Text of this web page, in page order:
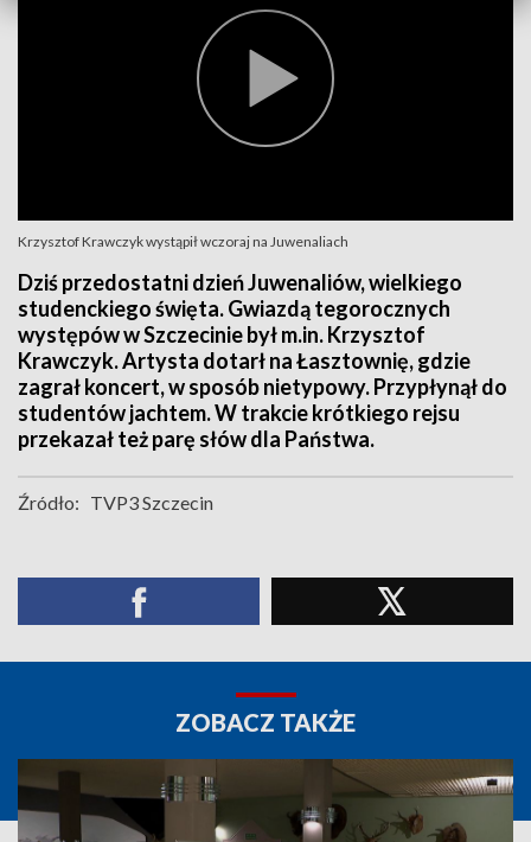
Krzysztof Krawczyk wystąpił wczoraj na Juwenaliach
Dziś przedostatni dzień Juwenaliów, wielkiego
studenckiego święta. Gwiazdą tegorocznych
występów w Szczecinie był m.in. Krzysztof
Krawczyk. Artysta dotarł na Łasztownię, gdzie
zagrał koncert, w sposób nietypowy. Przypłynął do
studentów jachtem. W trakcie krótkiego rejsu
przekazał też parę słów dla Państwa.
Źródło: TVP3 Szczecin
ZOBACZ TAKŻE